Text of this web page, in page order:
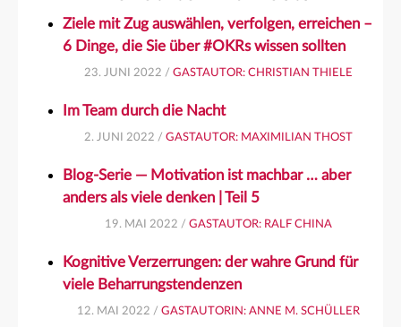
Ziele mit Zug auswählen, verfolgen, erreichen –
6 Dinge, die Sie über #OKRs wissen sollten
23. JUNI 2022 / GASTAUTOR: CHRISTIAN THIELE
Im Team durch die Nacht
2. JUNI 2022 / GASTAUTOR: MAXIMILIAN THOST
Blog-Serie — Motivation ist machbar … aber
anders als viele denken | Teil 5
19. MAI 2022 / GASTAUTOR: RALF CHINA
Kognitive Verzerrungen: der wahre Grund für
viele Beharrungstendenzen
12. MAI 2022 / GASTAUTORIN: ANNE M. SCHÜLLER